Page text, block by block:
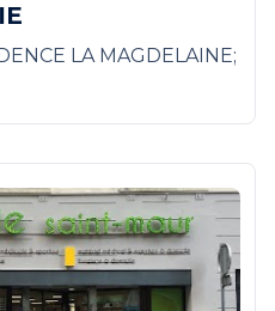
LA MAGDELAINE;